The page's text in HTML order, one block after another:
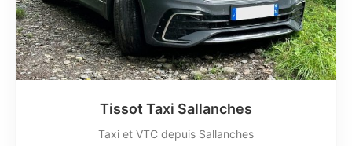
Tissot Taxi Sallanches
Taxi et VTC depuis Sallanches